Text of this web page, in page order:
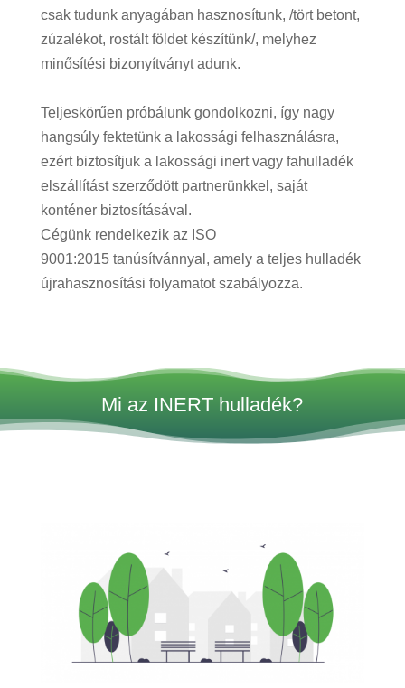
csak tudunk anyagában hasznosítunk, /tört betont,
zúzalékot, rostált földet készítünk/, melyhez
minősítési bizonyítványt adunk.
Teljeskörűen próbálunk gondolkozni, így nagy
hangsúly fektetünk a lakossági felhasználásra,
ezért biztosítjuk a lakossági inert vagyfahulladék
elszállítástszerződött partnerünkkel, saját
konténer biztosításával.
Cégünk rendelkezik az ISO
9001:2015 tanúsítvánnyal, amely a teljes hulladék
újrahasznosítási folyamatot szabályozza.
Mi az INERT hulladék?